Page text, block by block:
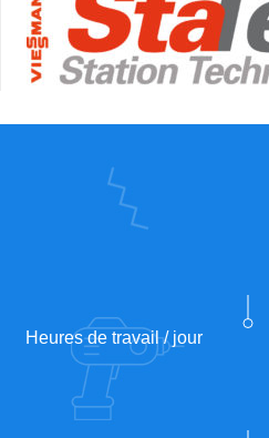
Heures de travail / jour